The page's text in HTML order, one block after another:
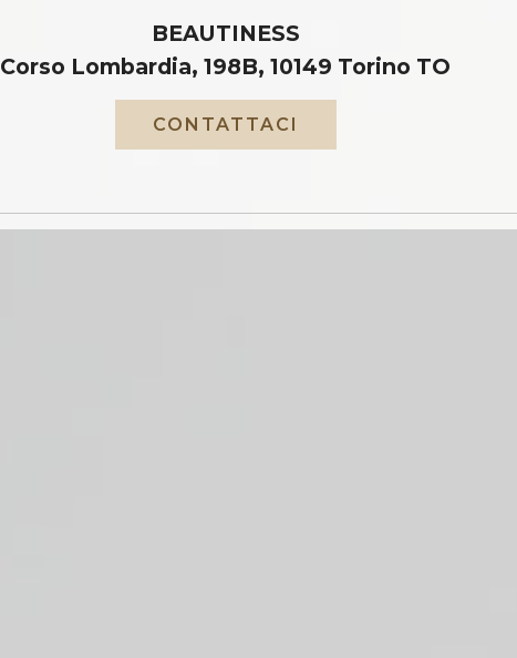
BEAUTINESS
Corso Lombardia, 198B, 10149 Torino TO
CONTATTACI